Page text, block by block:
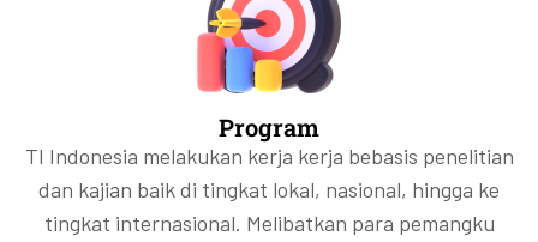
Program
TI Indonesia melakukan kerja kerja bebasis penelitian
dan kajian baik di tingkat lokal, nasional, hingga ke
tingkat internasional. Melibatkan para pemangku